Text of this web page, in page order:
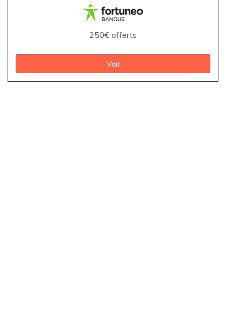
250€ offerts
Voir